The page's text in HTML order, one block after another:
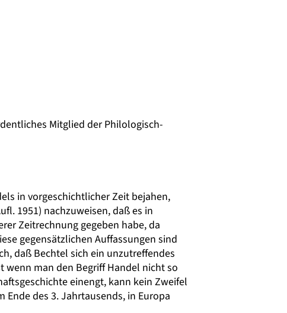
Mitglied der Philologisch-
in vorgeschichtlicher Zeit bejahen,
1951) nachzuweisen, daß es in
Zeitrechnung gegeben habe, da
gegensätzlichen Auffassungen sind
daß Bechtel sich ein unzutreffendes
man den Begriff Handel nicht so
einengt, kann kein Zweifel
des 3. Jahrtausends, in Europa